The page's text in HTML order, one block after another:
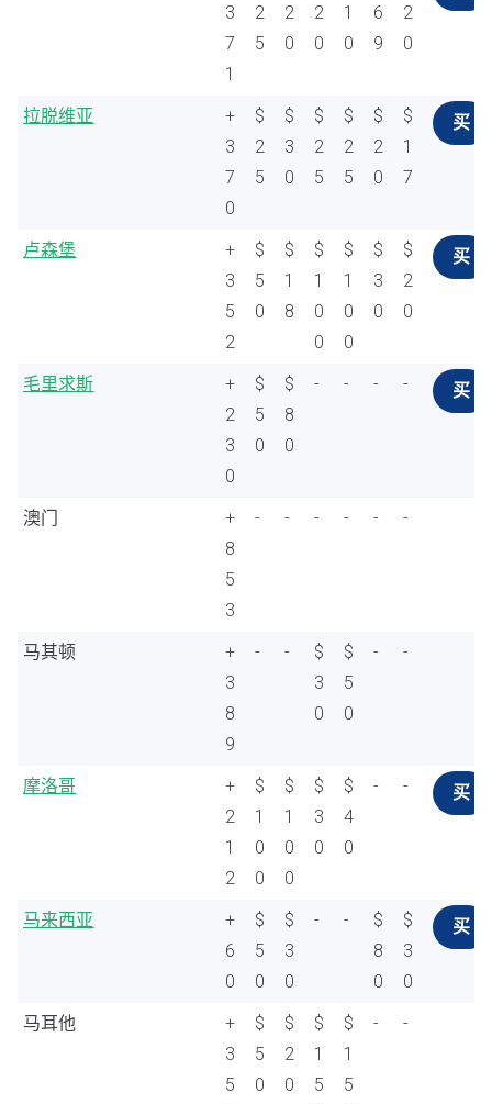
3
7
1
2
5
2
0
2
0
1
0
6
9
2
0
拉脱维亚
+
3
7
0
$
2
5
$
3
0
$
2
5
$
2
5
$
2
0
$
1
7
买
卢森堡
+
3
5
2
$
5
0
$
1
8
$
1
0
0
$
1
0
0
$
3
0
$
2
0
买
毛里求斯
+
2
3
0
$
5
0
$
8
0
- - - - 买
澳门
+
8
5
3
- - - - - -
马其顿
+
3
8
9
- -
$
3
0
$
5
0
- -
摩洛哥
+
2
1
2
$
1
0
0
$
1
0
0
$
3
0
$
4
0
- - 买
马来西亚
+
6
0
$
5
0
$
3
0
- -
$
8
0
$
3
0
买
马耳他
+
3
5
$
5
0
$
2
0
$
1
5
$
1
5
- -